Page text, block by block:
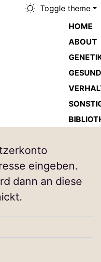
Toggle theme
HOME
ABOUT
eingeben.
dann an diese